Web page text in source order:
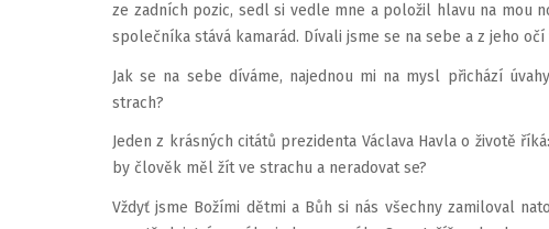
ze zadních pozic, sedl si vedle mne a položil hlavu na mou
společníka stává kamarád. Dívali jsme se na sebe a z jeho
Jak se na sebe díváme, najednou mi na mysl přichází
strach?
Jeden z krásných citátů prezidenta Václava Havla o životě říká:
by člověk měl žít ve strachu a neradovat se?
Vždyť jsme Božími dětmi a Bůh si nás všechny zamiloval